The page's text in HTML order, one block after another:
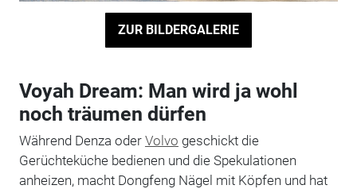
ZUR BILDERGALERIE
Voyah Dream: Man wird ja wohl
noch träumen dürfen
Während Denza oder Volvo geschickt die
Gerüchteküche bedienen und die Spekulationen
anheizen, macht Dongfeng Nägel mit Köpfen und hat